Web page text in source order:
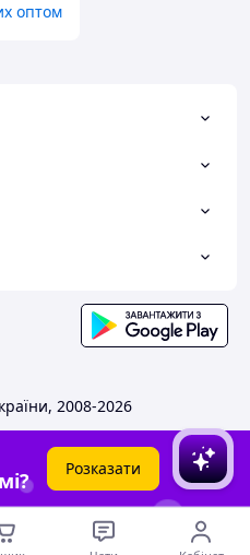
оптом
2008-2026
Розказати